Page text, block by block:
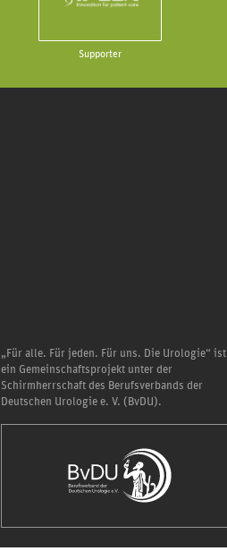
Supporter
„Für alle. Für jeden. Für uns. Die Urologie“ ist
ein Gemeinschaftsprojekt unter der
Schirmherrschaft des Berufsverbands der
Deutschen Urologie e. V. (BvDU).